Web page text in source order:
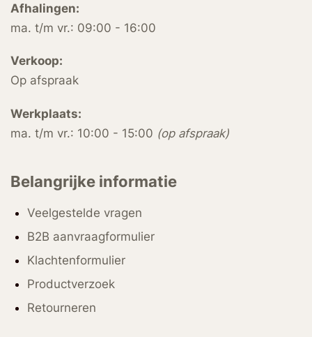
Afhalingen:
ma. t/m vr.: 09:00 - 16:00
Verkoop:
Op afspraak
Werkplaats:
ma. t/m vr.: 10:00 - 15:00 (op afspraak)
Belangrijke informatie
Veelgestelde vragen
B2B aanvraagformulier
Klachtenformulier
Productverzoek
Retourneren